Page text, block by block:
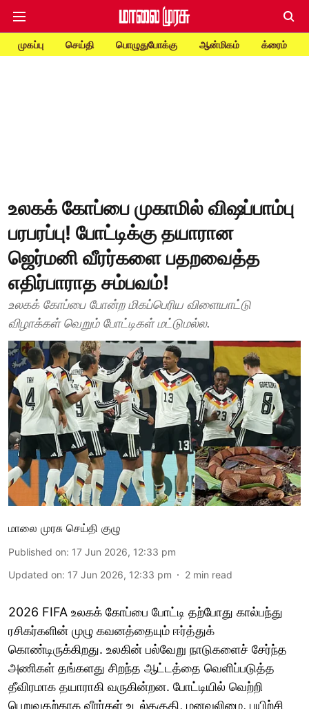
முகப்பு செய்தி பொழுதுபோக்கு ஆன்மிகம் க்ரைம்
உலகக் கோப்பை முகாமில் விஷப்பாம்பு
பரபரப்பு! போட்டிக்கு தயாரான
ஜெர்மனி வீரர்களை பதறவைத்த
எதிர்பாராத சம்பவம்!
உலகக் கோப்பை போன்ற மிகப்பெரிய விளையாட்டு
விழாக்கள் வெறும் போட்டிகள் மட்டுமல்ல.
மாலை முரசு செய்தி குழு
Published on: 17 Jun 2026, 12:33 pm
Updated on: 17 Jun 2026, 12:33 pm 2 min read
2026 FIFA உலகக் கோப்பை போட்டி தற்போது கால்பந்து
ரசிகர்களின் முழு கவனத்தையும் ஈர்த்துக்
கொண்டிருக்கிறது. உலகின் பல்வேறு நாடுகளைச் சேர்ந்த
அணிகள் தங்களது சிறந்த ஆட்டத்தை வெளிப்படுத்த
தீவிரமாக தயாராகி வருகின்றன. போட்டியில் வெற்றி
பெறுவதற்காக வீரர்கள் உடல்தகுதி, மனவலிமை, பயிற்சி